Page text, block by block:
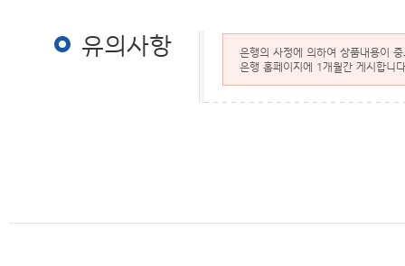
유의사항
은행의 사정에 의하여 상품내용이
은행 홈페이지에 1개월간 게시합니